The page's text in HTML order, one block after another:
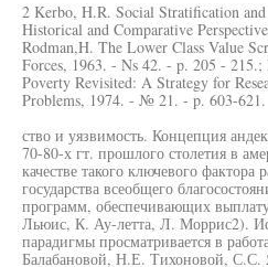
2 Kerbo, H.R. Social Stratification
Historical and Comparative
Rodman,H. The Lower Class Value
Forces, 1963. - Ns 42. - p. 205 -
Poverty Revisited: A Strategy for
Problems, 1974. - № 21. - p. 603-621.
ство и уязвимость. Концепция
70-80-х гт. прошлого столетия в
качестве такого ключевого фактора
государства всеобщего
программ, обеспечивающих
Льюис, К. Ау-летта, Л. Моррис2).
парадигмы просматривается в
Балабановой, Н.Е. Тихоновой, С.С.